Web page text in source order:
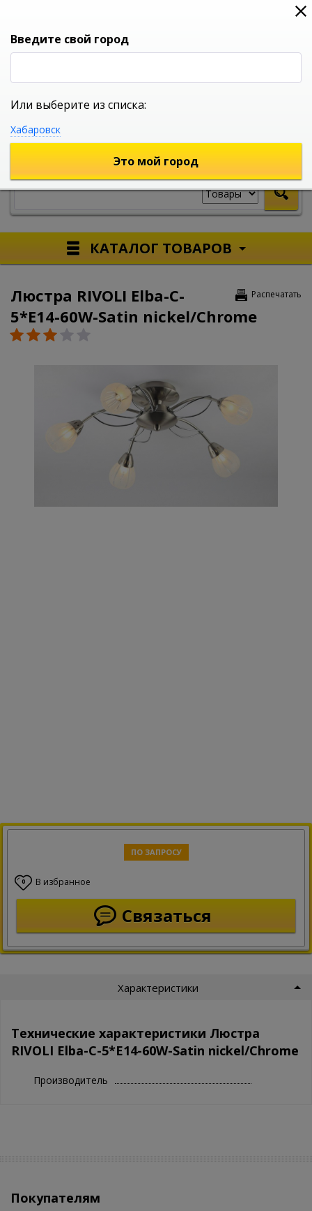
0
УНИВЕРСАЛЬНЫЙ ИНТЕРНЕТ МАГАЗИН
КАТАЛОГ ТОВАРОВ
Распечатать
Люстра RIVOLI Elba-C-
5*E14-60W-Satin nickel/Chrome
ПО ЗАПРОСУ
0 В избранное
Связаться
Характеристики
Технические характеристики Люстра
RIVOLI Elba-C-5*E14-60W-Satin nickel/Chrome
Производитель
Покупателям
Введите свой город
Или выберите из списка:
Хабаровск
Это мой город